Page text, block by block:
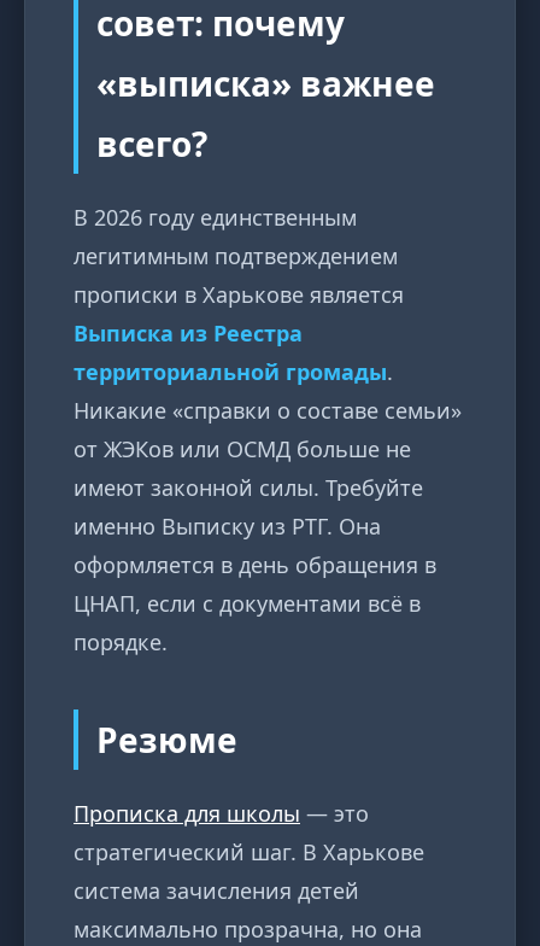
совет: почему
«выписка» важнее
всего?
В 2026 году единственным
легитимным подтверждением
прописки в Харькове является
Выписка из Реестра
территориальной громады.
Никакие «справки о составе семьи»
от ЖЭКов или ОСМД больше не
имеют законной силы. Требуйте
именно Выписку из РТГ. Она
оформляется в день обращения в
ЦНАП, если с документами всё в
порядке.
Резюме
Прописка для школы — это
стратегический шаг. В Харькове
система зачисления детей
максимально прозрачна, но она